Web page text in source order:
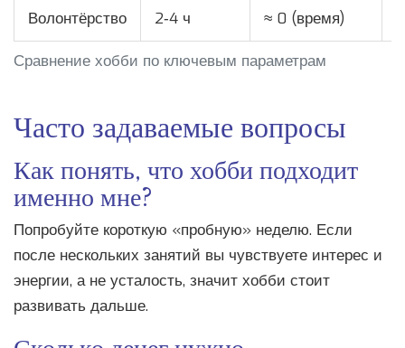
Сравнение хобби по ключевым параметрам
Волонтёрство 2‑4 ч ≈ 0 (время)
Часто задаваемые вопросы
Как понять, что хобби подходит
именно мне?
Попробуйте короткую «пробную» неделю. Если
после нескольких занятий вы чувствуете интерес и
энергии, а не усталость, значит хобби стоит
развивать дальше.